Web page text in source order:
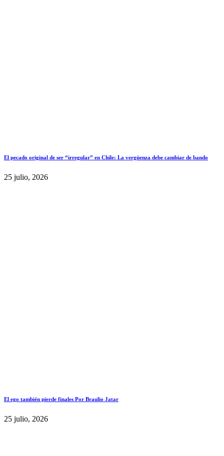
El pecado original de ser “irregular” en Chile: La vergüenza debe cambiar de bando
25 julio, 2026
El ego también pierde finales Por Braulio Jatar
25 julio, 2026